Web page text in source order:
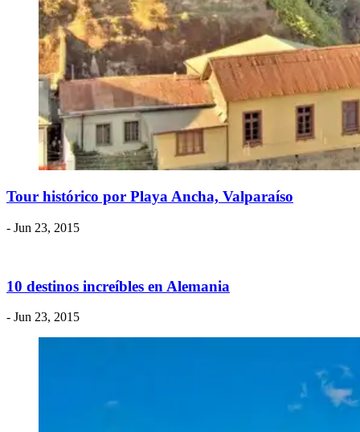
Tour histórico por Playa Ancha, Valparaíso
- Jun 23, 2015
​10 destinos increíbles en Alemania
- Jun 23, 2015